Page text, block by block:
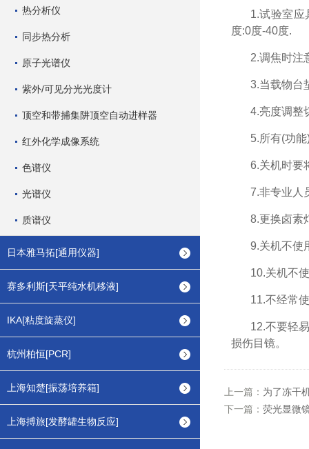
热分析仪
同步热分析
原子光谱仪
紫外/可见分光光度计
顶空和带捕集阱顶空自动进样器
红外化学成像系统
色谱仪
光谱仪
质谱仪
日本雅马拓[通用仪器]
赛多利斯[天平纯水机移液]
IKA[粘度旋蒸仪]
杭州柏恒[PCR]
上海知楚[振荡培养箱]
上海搏旅[发酵罐生物反应]
1.试验室应
度:0度-40度.
2.调焦时注
3.当载物台
4.亮度调整
5.所有(功
6.关机时要
7.非专业人
8.更换卤素
9.关机不使
10.关机不
11.不经常
12.不要轻
损伤目镜。
上一篇： 为了冻干
下一篇： 荧光显微